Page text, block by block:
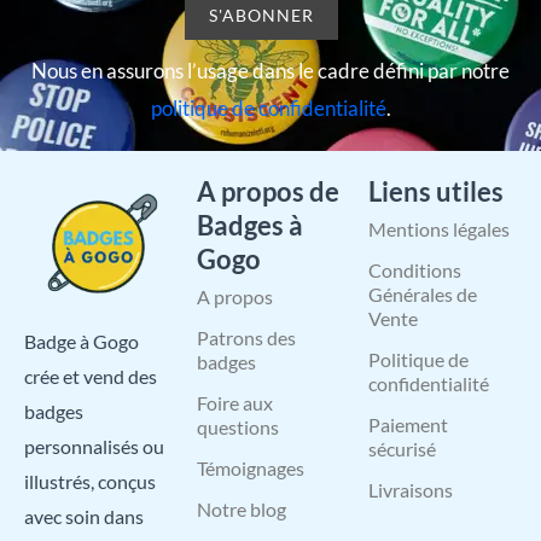
Nous en assurons l’usage dans le cadre défini par notre
politique de confidentialité.
Badge à Gogo
crée et vend des
badges
personnalisés ou
illustrés, conçus
avec soin dans
A propos de
Badges à
Gogo
A propos
Patrons des
badges
Foire aux
questions
Témoignages
Notre blog
Liens utiles
Mentions légales
Conditions
Générales de
Vente
Politique de
confidentialité
Paiement
sécurisé
Livraisons